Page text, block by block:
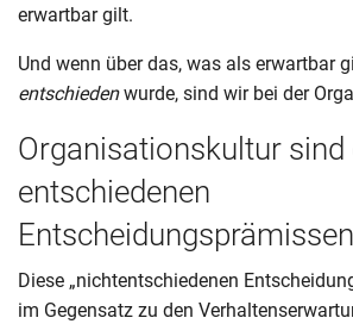
erwartbar gilt.
Und wenn über das, was als erwartbar
entschiedenwurde, sind wir bei der
Organisationskultur sind
entschiedenen
Entscheidungsprämissen
Diese „nichtentschiedenen
im Gegensatz zu den